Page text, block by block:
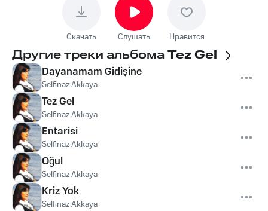
Скачать Слушать Нравится
Другие треки альбомаTez Gel
Dayanamam Gidişine
Selfinaz Akkaya
Tez Gel
Selfinaz Akkaya
Entarisi
Selfinaz Akkaya
Oğul
Selfinaz Akkaya
Kriz Yok
Selfinaz Akkaya